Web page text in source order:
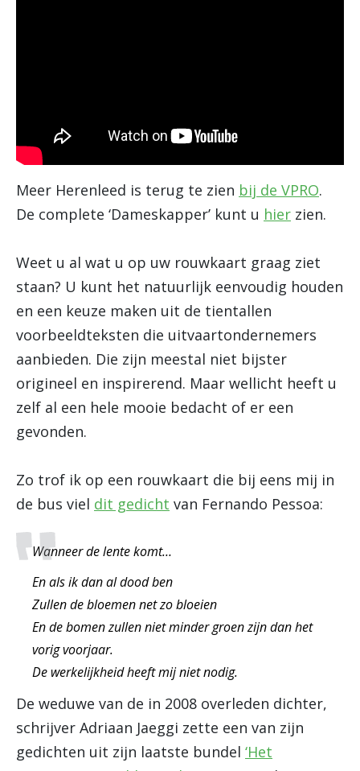
Meer Herenleed is terug te zien bij de VPRO.
De complete ‘Dameskapper’ kunt u hier zien.
Weet u al wat u op uw rouwkaart graag ziet
staan? U kunt het natuurlijk eenvoudig houden
en een keuze maken uit de tientallen
voorbeeldteksten die uitvaartondernemers
aanbieden. Die zijn meestal niet bijster
origineel en inspirerend. Maar wellicht heeft u
zelf al een hele mooie bedacht of er een
gevonden.
Zo trof ik op een rouwkaart die bij eens mij in
de bus viel dit gedicht van Fernando Pessoa:
Wanneer de lente komt…
En als ik dan al dood ben
Zullen de bloemen net zo bloeien
En de bomen zullen niet minder groen zijn dan het
vorig voorjaar.
De werkelijkheid heeft mij niet nodig.
De weduwe van de in 2008 overleden dichter,
schrijver Adriaan Jaeggi zette een van zijn
gedichten uit zijn laatste bundel ‘Het